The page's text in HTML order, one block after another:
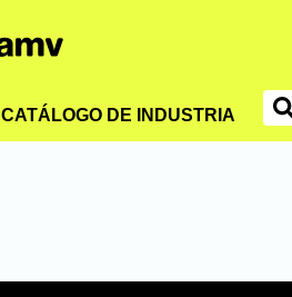
CATÁLOGO DE INDUSTRIA